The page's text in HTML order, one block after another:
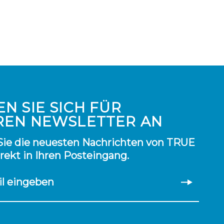
SIE SICH FÜR
NEWSLETTER AN
die neuesten Nachrichten von TRUE
in Ihren Posteingang.
eingeben